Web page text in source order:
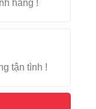
hãng !
tận tình !